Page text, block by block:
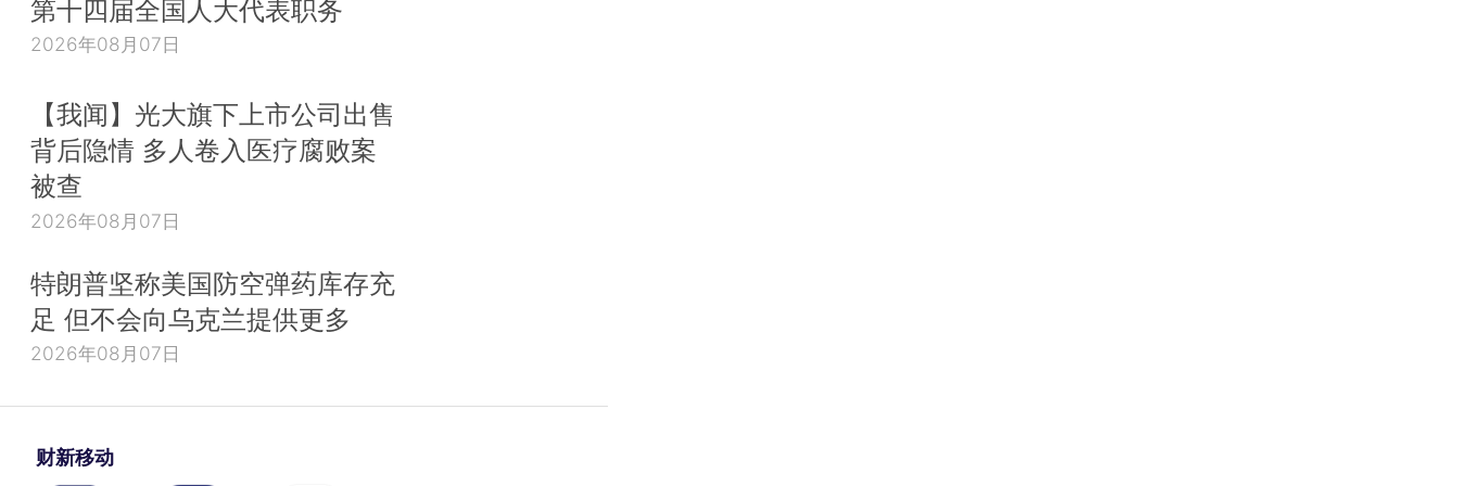
第十四届全国人大代表职务
2026年08月07日
【我闻】光大旗下上市公司出售
背后隐情 多人卷入医疗腐败案
被查
2026年08月07日
特朗普坚称美国防空弹药库存充
足 但不会向乌克兰提供更多
2026年08月07日
财新移动